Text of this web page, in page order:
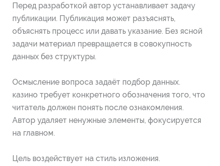
Перед разработкой автор устанавливает задачу
публикации. Публикация может разъяснять,
объяснять процесс или давать указание. Без ясной
задачи материал превращается в совокупность
данных без структуры.
Осмысление вопроса задаёт подбор данных.
казино требует конкретного обозначения того, что
читатель должен понять после ознакомления.
Автор удаляет ненужные элементы, фокусируется
на главном.
Цель воздействует на стиль изложения.